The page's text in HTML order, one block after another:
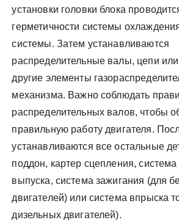
установки головки блока
герметичности системы
системы. Затем устанавливаются
распределительные валы, цепи
другие элементы
механизма. Важно соблюдать
распределительных валов, чтобы
правильную работу двигателя.
устанавливаются все остальные
поддон, картер сцепления, система
выпуска, система зажигания (для
двигателей) или система впрыска
дизельных двигателей).